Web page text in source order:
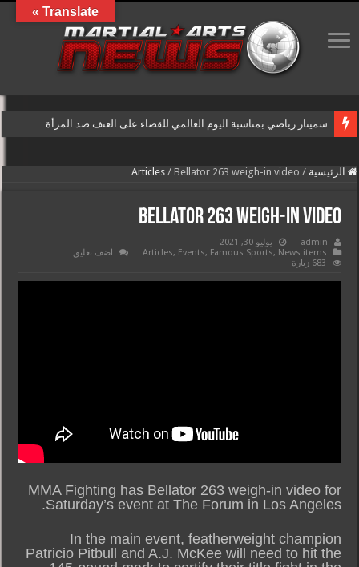
سمينار رياضي بمناسبة اليوم العالمي للقضاء على العنف ضد المرأة
الرئيسية /
Articles / Bellator 263 weigh-in video
Bellator 263 weigh-in video
admin
يوليو 30, 2021
Articles, Events, Famous Sports, News items
اضف تعليق
683 زيارة
MMA Fighting has Bellator 263 weigh-in video for
Saturday’s event at The Forum in Los Angeles.
In the main event, featherweight champion
Patricio Pitbull and A.J. McKee will need to hit the
Translate »